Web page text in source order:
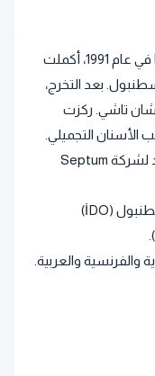
بعد تخرجها من مدرسة أنطاكيا الخاصة آتا في عام 1991، أكملت
بعد التخرج،
تاشي. ركزت
الأسنان التجميلي.
في عام 2015 شاركت في التأسيس الجديد لشركة Septum
هي عضو في غرفة أطباء الأسنان في إسطنبول (İDO)
والفرنسية والعربية.